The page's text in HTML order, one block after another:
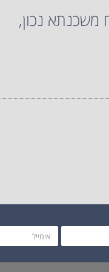
משכנתא נכון,